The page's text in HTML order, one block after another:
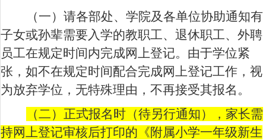
（一）请各部处、学院及各单位协助通知有
子女或孙辈需要入学的教职工、退休职工、外聘
员工在规定时间内完成网上登记。由于学位紧
张，如不在规定时间配合完成网上登记工作，视
为放弃学位，无特殊理由，不再接受其报名。
（二）正式报名时（待另行通知），家长需
持网上登记审核后打印的《附属小学一年级新生